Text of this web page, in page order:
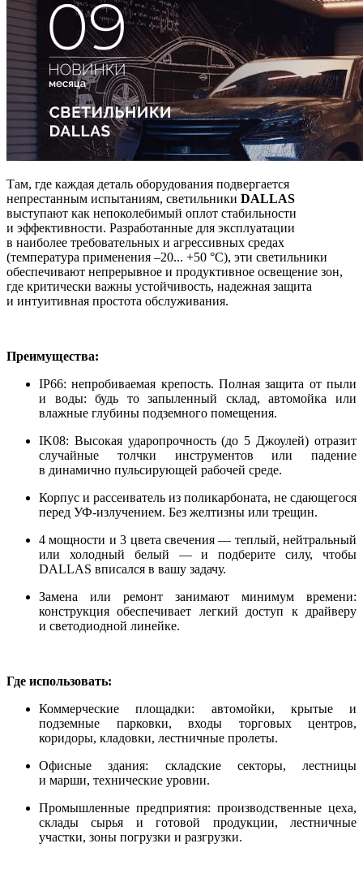
Там, где каждая деталь оборудования подвергается
непрестанным испытаниям, светильники DALLAS
выступают как непоколебимый оплот стабильности
и эффективности. Разработанные для эксплуатации
в наиболее требовательных и агрессивных средах
(температура применения –20... +50 °C), эти светильники
обеспечивают непрерывное и продуктивное освещение зон,
где критически важны устойчивость, надежная защита
и интуитивная простота обслуживания.
Преимущества:
IP66: непробиваемая крепость. Полная защита от пыли
и воды: будь то запыленный склад, автомойка или
влажные глубины подземного помещения.
IK08: Высокая ударопрочность (до 5 Джоулей) отразит
случайные толчки инструментов или падение
в динамично пульсирующей рабочей среде.
Корпус и рассеиватель из поликарбоната, не сдающегося
перед УФ-излучением. Без желтизны или трещин.
4 мощности и 3 цвета свечения — теплый, нейтральный
или холодный белый — и подберите силу, чтобы
DALLAS вписался в вашу задачу.
Замена или ремонт занимают минимум времени:
конструкция обеспечивает легкий доступ к драйверу
и светодиодной линейке.
Где использовать:
Коммерческие площадки: автомойки, крытые и
подземные парковки, входы торговых центров,
коридоры, кладовки, лестничные пролеты.
Офисные здания: складские секторы, лестницы
и марши, технические уровни.
Промышленные предприятия: производственные цеха,
склады сырья и готовой продукции, лестничные
участки, зоны погрузки и разгрузки.